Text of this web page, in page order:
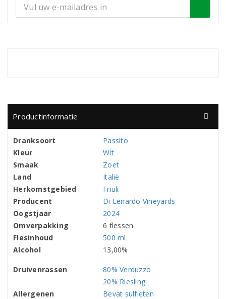
Productinformatie
Dranksoort
Passito
Kleur
Wit
Smaak
Zoet
Land
Italië
Herkomstgebied
Friuli
Producent
Di Lenardo Vineyards
Oogstjaar
2024
Omverpakking
6 flessen
Flesinhoud
500 ml
Alcohol
13,00%
Druivenrassen
80% Verduzzo
20% Riesling
Allergenen
Bevat sulfieten